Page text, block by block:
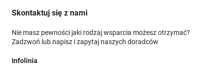
Skontaktuj się z nami
Nie masz pewności jaki rodzaj wsparcia możesz otrzymać?
Zadzwoń lub napisz i zapytaj naszych doradców
Infolinia